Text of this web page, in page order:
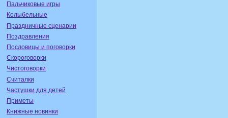
Пальчиковые игры
Колыбельные
Праздничные сценарии
Поздравления
Пословицы и поговорки
Скороговорки
Чистоговорки
Считалки
Частушки для детей
Приметы
Книжные новинки